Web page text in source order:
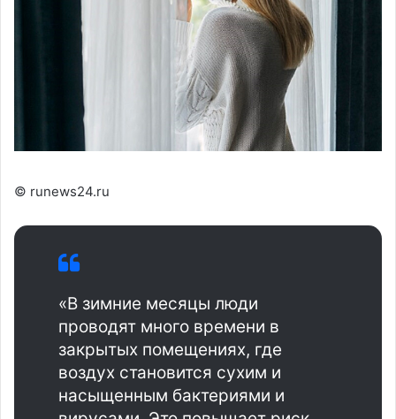
© runews24.ru
«В зимние месяцы люди
проводят много времени в
закрытых помещениях, где
воздух становится сухим и
насыщенным бактериями и